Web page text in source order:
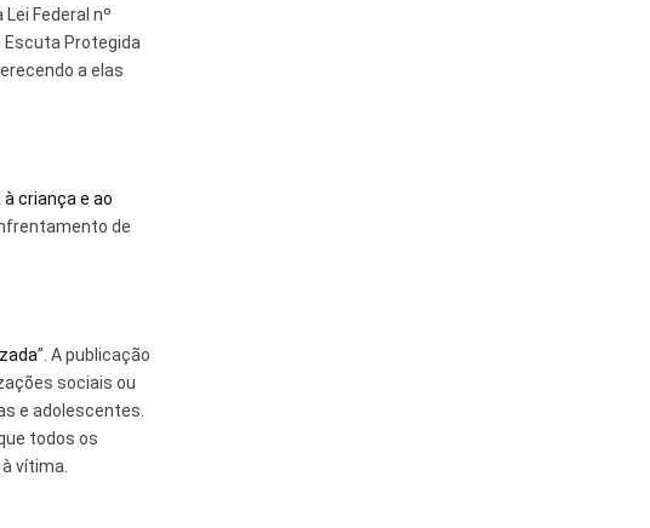
Federal nº
Protegida
a elas
criança e ao
de
”. A publicação
sociais ou
e adolescentes.
todos os
vítima.